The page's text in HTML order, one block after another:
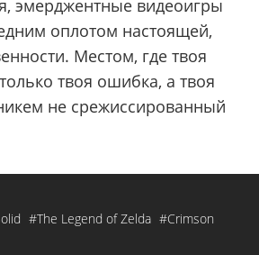
эмерджентные видеоигры
оплотом настоящей,
Местом, где твоя
твоя ошибка, а твоя
не срежиссированный
#The Legend of Zelda #Crimson